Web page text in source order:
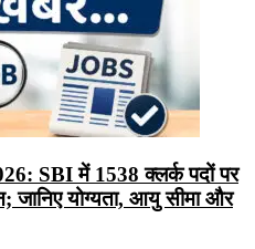
SBI में 1538 क्लर्क पदों पर
योग्यता, आयु सीमा और